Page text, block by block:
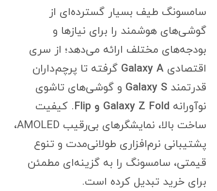
سامسونگ طیف بسیار گسترده‌ای از
گوشی‌های هوشمند را برای نیازها و
بودجه‌های مختلف ارائه می‌دهد؛ از سری
اقتصادیGalaxy A گرفته تا پرچم‌داران
قدرتمندGalaxy S و گوشی‌های تاشوی
نوآورانه Galaxy Z Fold و Flip
. کیفیت
ساخت بالا، نمایشگرهای بی‌رقیب AMOLED،
پشتیبانی نرم‌افزاری طولانی‌مدت و تنوع
قیمتی، سامسونگ را به گزینه‌ای مطمئن
برای خرید تبدیل کرده است.